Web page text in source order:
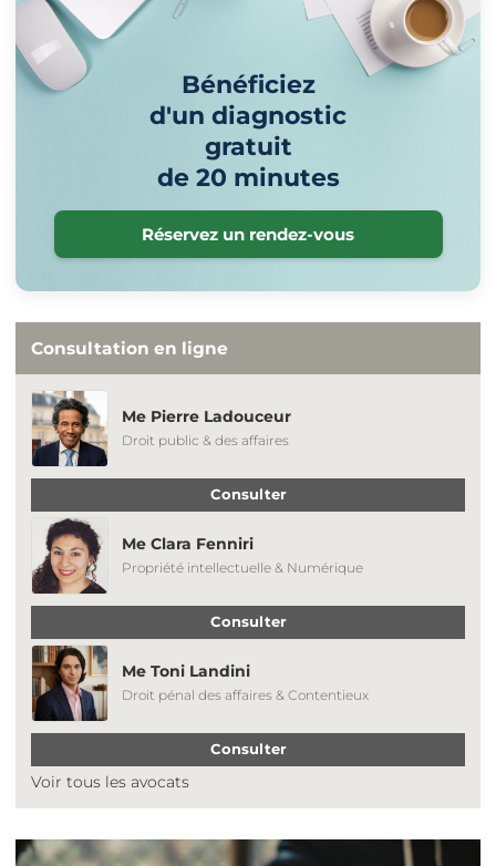
Bénéficiez
d'un diagnostic
gratuit
de 20 minutes
Réservez un rendez-vous
Consultation en ligne
Me Pierre Ladouceur
Droit public & des affaires
Consulter
Me Clara Fenniri
Propriété intellectuelle & Numérique
Consulter
Me Toni Landini
Droit pénal des affaires & Contentieux
Consulter
Voir tous les avocats